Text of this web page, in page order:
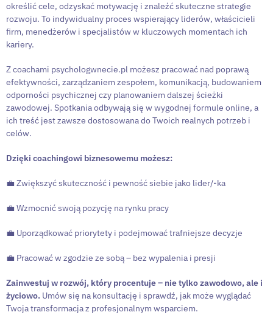
określić cele, odzyskać motywację i znaleźć skuteczne strategie
rozwoju. To indywidualny proces wspierający liderów, właścicieli
firm, menedżerów i specjalistów w kluczowych momentach ich
kariery.
Z coachami psychologwnecie.pl możesz pracować nad poprawą
efektywności, zarządzaniem zespołem, komunikacją, budowaniem
odporności psychicznej czy planowaniem dalszej ścieżki
zawodowej. Spotkania odbywają się w wygodnej formule online, a
ich treść jest zawsze dostosowana do Twoich realnych potrzeb i
celów.
Dzięki coachingowi biznesowemu możesz:
💼 Zwiększyć skuteczność i pewność siebie jako lider/-ka
💼 Wzmocnić swoją pozycję na rynku pracy
💼 Uporządkować priorytety i podejmować trafniejsze decyzje
💼 Pracować w zgodzie ze sobą – bez wypalenia i presji
Zainwestuj w rozwój, który procentuje – nie tylko zawodowo, ale i
życiowo. Umów się na konsultację i sprawdź, jak może wyglądać
Twoja transformacja z profesjonalnym wsparciem.